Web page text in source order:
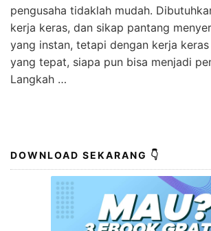
Terpecaya
KLIK DISINI UNTUK DOWNLOAD
MARKETING >>> Cara Menjadi
Sampai Sukses! Menjadi pengusaha
impian banyak orang. Namun,
yang tepat, siapa pun bisa menjadi
Langkah …